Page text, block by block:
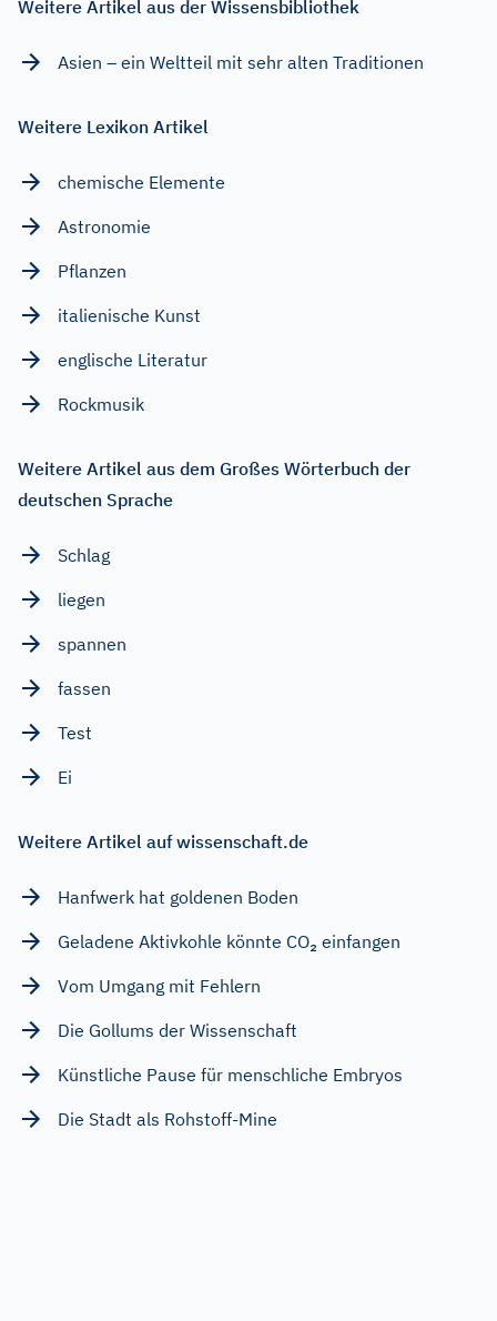
Weitere Artikel aus der Wissensbibliothek
Asien – ein Weltteil mit sehr alten Traditionen
Weitere Lexikon Artikel
chemische Elemente
Astronomie
Pflanzen
italienische Kunst
englische Literatur
Rockmusik
Weitere Artikel aus dem Großes Wörterbuch der
deutschen Sprache
Schlag
liegen
spannen
fassen
Test
Ei
Weitere Artikel auf wissenschaft.de
Hanfwerk hat goldenen Boden
Geladene Aktivkohle könnte CO₂ einfangen
Vom Umgang mit Fehlern
Die Gollums der Wissenschaft
Künstliche Pause für menschliche Embryos
Die Stadt als Rohstoff-Mine